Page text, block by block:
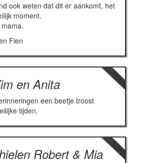
ook weten dat dit er aankomt, het
moment.
Fien
en Anita
een beetje troost
tijden.
Robert & Mia